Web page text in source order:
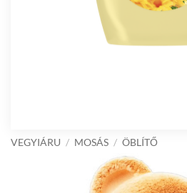
VEGYIÁRU / MOSÁS / ÖBLÍTŐ